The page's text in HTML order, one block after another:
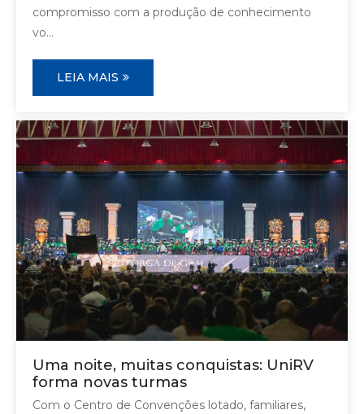
compromisso com a produção de conhecimento
vo...
LEIA MAIS
Uma noite, muitas conquistas: UniRV
forma novas turmas
Com o Centro de Convenções lotado, familiares,